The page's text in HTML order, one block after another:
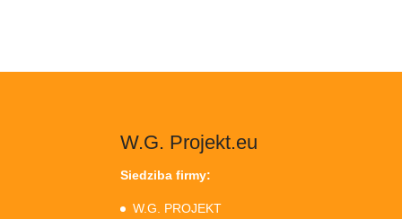
W.G. Projekt.eu
Siedziba firmy:
W.G. PROJEKT